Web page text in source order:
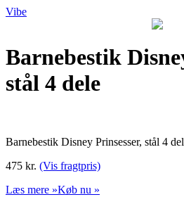
Vibe
Barnebestik
stål 4 dele
Barnebestik Disney Prinsesser, stål 4
475 kr. (Vis fragtpris)
Læs mere »Køb nu »